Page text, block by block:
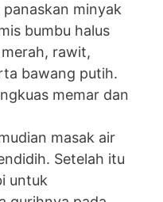
minyak
bumbu halus
rawit,
bawang putih.
memar dan
masak air
Setelah itu
untuk